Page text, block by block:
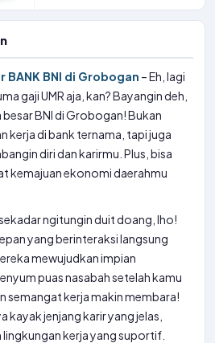
BANK BNI di Grobogan – Eh, lagi
gaji UMR aja, kan? Bayangin deh,
BNI di Grobogan! Bukan
kerja di bank ternama, tapi juga
diri dan karirmu. Plus, bisa
kemajuan ekonomi daerahmu
ngitungin duit doang, lho!
yang berinteraksi langsung
mewujudkan impian
puas nasabah setelah kamu
semangat kerja makin membara!
kayak jenjang karir yang jelas,
kerja yang suportif.